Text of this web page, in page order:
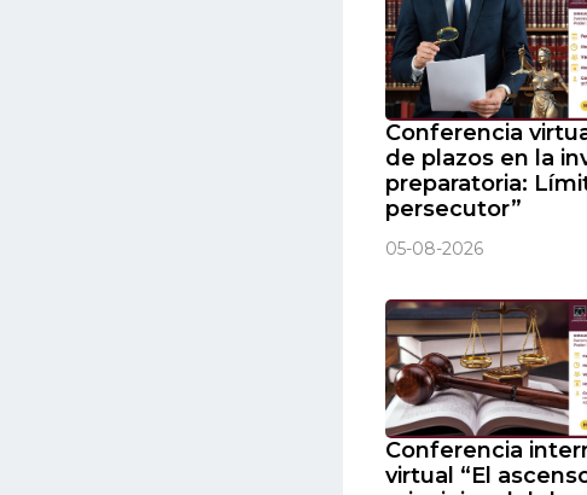
Conferencia
de plazos en la
preparatoria:
persecutor”
05-08-2026
Conferencia
virtual “El